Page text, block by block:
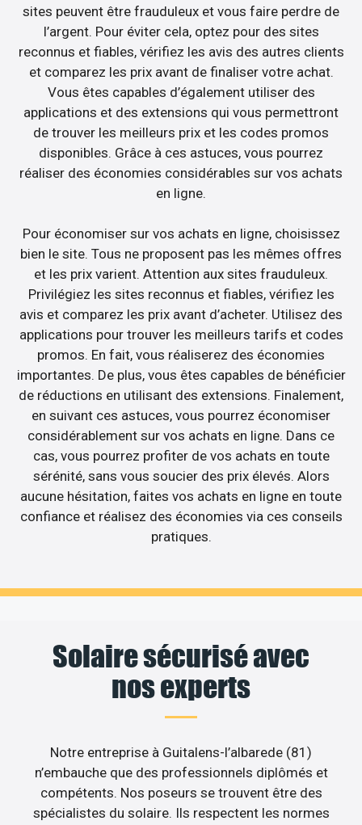
sites peuvent être frauduleux et vous faire perdre de
l’argent. Pour éviter cela, optez pour des sites
reconnus et fiables, vérifiez les avis des autres clients
et comparez les prix avant de finaliser votre achat.
Vous êtes capables d’également utiliser des
applications et des extensions qui vous permettront
de trouver les meilleurs prix et les codes promos
disponibles. Grâce à ces astuces, vous pourrez
réaliser des économies considérables sur vos achats
en ligne.
Pour économiser sur vos achats en ligne, choisissez
bien le site. Tous ne proposent pas les mêmes offres
et les prix varient. Attention aux sites frauduleux.
Privilégiez les sites reconnus et fiables, vérifiez les
avis et comparez les prix avant d’acheter. Utilisez des
applications pour trouver les meilleurs tarifs et codes
promos. En fait, vous réaliserez des économies
importantes. De plus, vous êtes capables de bénéficier
de réductions en utilisant des extensions. Finalement,
en suivant ces astuces, vous pourrez économiser
considérablement sur vos achats en ligne. Dans ce
cas, vous pourrez profiter de vos achats en toute
sérénité, sans vous soucier des prix élevés. Alors
aucune hésitation, faites vos achats en ligne en toute
confiance et réalisez des économies via ces conseils
pratiques.
Solaire sécurisé avec
nos experts
Notre entreprise à Guitalens-l’albarede (81)
n’embauche que des professionnels diplômés et
compétents. Nos poseurs se trouvent être des
spécialistes du solaire. Ils respectent les normes